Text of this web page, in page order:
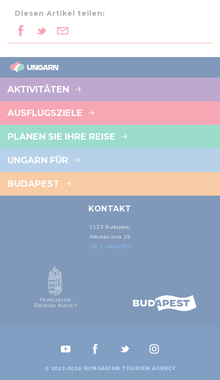
Diesen Artikel teilen:
AKTIVITÄTEN
AUSFLUGSZIELE
PLANEN SIE IHRE REISE
UNGARN FÜR
BUDAPEST
KONTAKT
1123 Budapest,
Alkotás utca 19
+36 1 4888 700
© 2012-2026 HUNGARIAN TOURISM AGENCY